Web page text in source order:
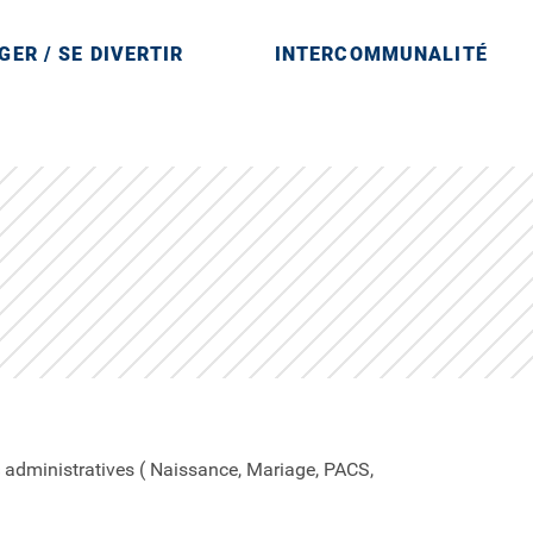
en région Île-de-France
/ SE DIVERTIR INTERCOMMUNALITÉ
( Naissance, Mariage, PACS,